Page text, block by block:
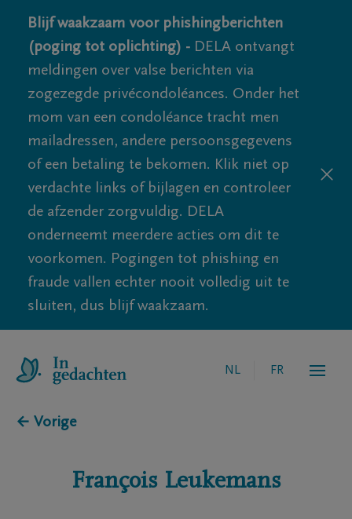
Blijf waakzaam voor phishingberichten
(poging tot oplichting) - DELA ontvangt
meldingen over valse berichten via
zogezegde privécondoléances. Onder het
mom van een condoléance tracht men
mailadressen, andere persoonsgegevens
of een betaling te bekomen. Klik niet op
verdachte links of bijlagen en controleer
de afzender zorgvuldig. DELA
onderneemt meerdere acties om dit te
voorkomen. Pogingen tot phishing en
fraude vallen echter nooit volledig uit te
sluiten, dus blijf waakzaam.
NL FR
← Vorige
François Leukemans